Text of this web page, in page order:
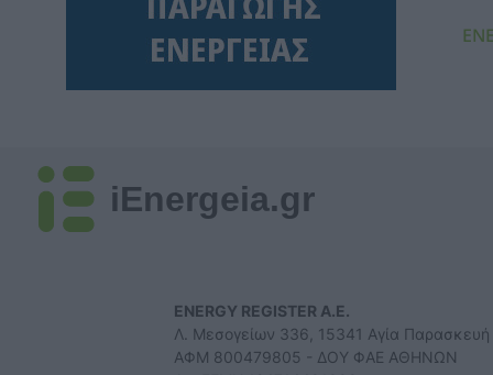
06/08/2026 - 09:41
WWF Ελλάς: Περισσότερα από 180.000
Η Viohalco καταγράφει ισχυρές επιδόσεις
το πρώτο εξάμηνο του 2026 με αυξημένα
Ομιλος ΔΕΗ: Συνεχιζόμενη ισχυρή ανάπτυξη
στο α΄ εξάμηνο 2026 με προσαρμοσμένο
EBITDA στα €1,2 δισ.
iEnergeia.gr
ENERGY REGISTER Α.Ε.
Λ. Μεσογείων 336, 15341 Αγία Παρασκευή
ΑΦΜ 800479805 - ΔΟΥ ΦΑΕ ΑΘΗΝΩΝ